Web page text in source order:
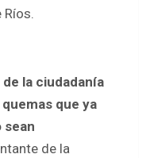
Ríos.
la ciudadanía
que ya
sean
de la